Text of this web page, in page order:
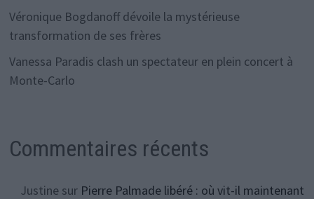
Véronique Bogdanoff dévoile la mystérieuse
transformation de ses frères
Vanessa Paradis clash un spectateur en plein concert à
Monte-Carlo
Commentaires récents
Justinesur Pierre Palmade libéré : où vit-il maintenant